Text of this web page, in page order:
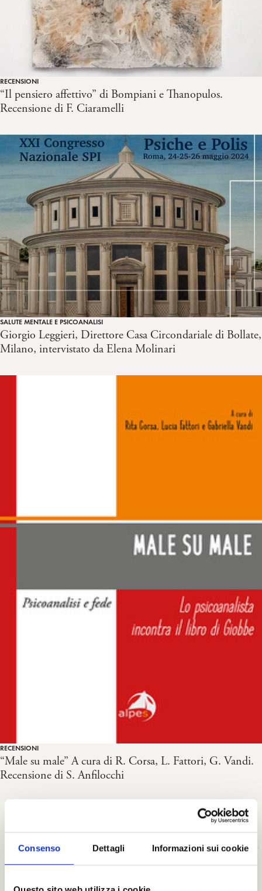
Consenso Dettagli Informazioni sui cookie
RECENSIONI
“Il pensiero affettivo” di Bompiani e Thanopulos.
Recensione di F. Ciaramelli
SALUTE MENTALE E PSICOANALISI
Giorgio Leggieri, Direttore Casa Circondariale di Bollate,
Milano, intervistato da Elena Molinari
RECENSIONI
“Male su male” A cura di R. Corsa, L. Fattori, G. Vandi.
Recensione di S. Anfilocchi